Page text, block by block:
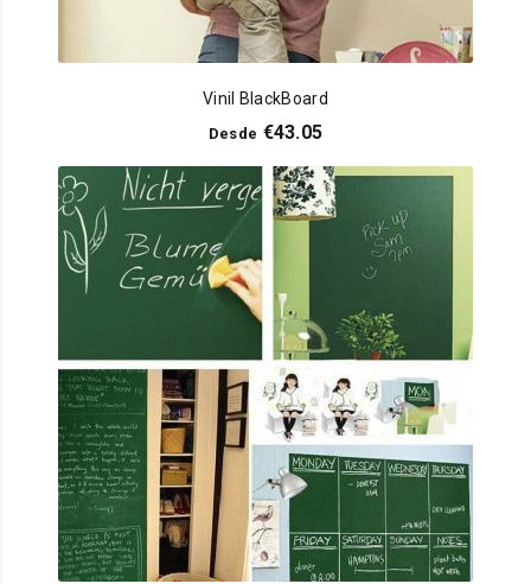
Vinil BlackBoard
Desde €43.05